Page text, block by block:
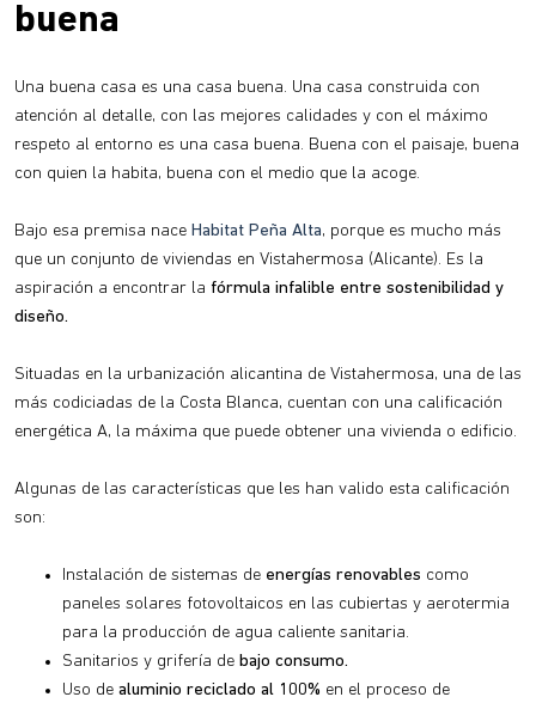
buena
Una buena casa es una casa buena. Una casa construida con
atención al detalle, con las mejores calidades y con el máximo
respeto al entorno es una casa buena. Buena con el paisaje, buena
con quien la habita, buena con el medio que la acoge.
Bajo esa premisa nace Habitat Peña Alta, porque es mucho más
que un conjunto de viviendas en Vistahermosa (Alicante). Es la
aspiración a encontrar la fórmula infalible entre sostenibilidad y
diseño.
Situadas en la urbanización alicantina de Vistahermosa, una de las
más codiciadas de la Costa Blanca, cuentan con una calificación
energética A, la máxima que puede obtener una vivienda o edificio.
Algunas de las características que les han valido esta calificación
son:
Instalación de sistemas de energías renovables como
paneles solares fotovoltaicos en las cubiertas y aerotermia
para la producción de agua caliente sanitaria.
Sanitarios y grifería de bajo consumo.
Uso de aluminio reciclado al 100% en el proceso de